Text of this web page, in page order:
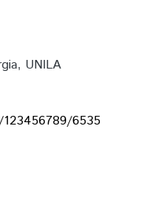
, UNILA
6535